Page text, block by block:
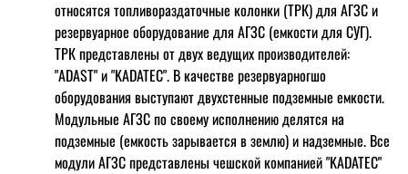
относятся топливораздаточные колонки (ТРК) для АГЗС и
резервуарное оборудование для АГЗС (емкости для СУГ).
ТРК представлены от двух ведущих производителей:
"ADAST" и "KADATEC". В качестве резервуарногшо
оборудования выступают двухстенные подземные емкости.
Модульные АГЗС по своему исполнению делятся на
подземные (емкость зарывается в землю) и надземные. Все
модули АГЗС представлены чешской компанией "KADATEC"